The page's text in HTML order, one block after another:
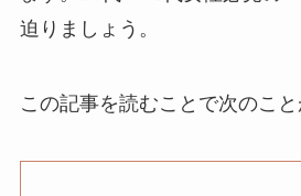
迫りましょう。
この記事を読むことで次のこと